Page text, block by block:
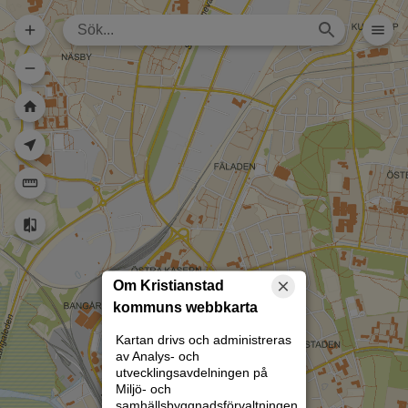
Dela karta (lång
url)
Dela karta
Skriv ut
Om kartan
Kristianstad
Rita
Om Kristianstad
kommuns webbkarta
Kartan drivs och administreras
av Analys- och
utvecklingsavdelningen på
Miljö- och
samhällsbyggnadsförvaltningen.